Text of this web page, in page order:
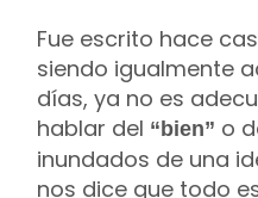
Fue escrito hace
siendo igualmente
días, ya no es
hablar del “bien” o
inundados de una
nos dice que todo